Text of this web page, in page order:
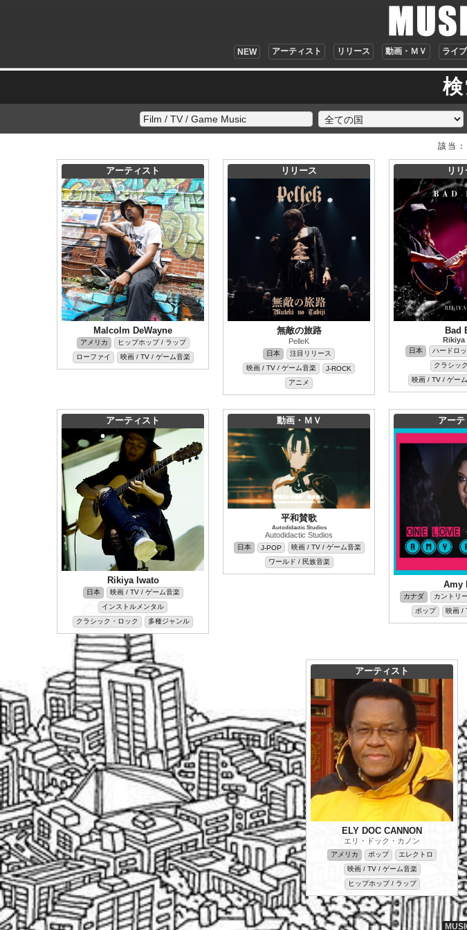
NEW アーティスト リリース 動画・ＭＶ ライブ
該当
アーティスト
Malcolm DeWayne
アメリカ
ヒップホップ / ラップ
ローファイ
映画 / TV / ゲーム音楽
リリース
無敵の旅路
PelleK
日本
注目リリース
映画 / TV / ゲーム音楽
J-ROCK
アニメ
リ
Bad
Rikiya
日本
ハードロ
クラシッ
映画 / TV / ゲー
アーティスト
Rikiya Iwato
日本
映画 / TV / ゲーム音楽
インストルメンタル
クラシック・ロック
多種ジャンル
動画・ＭＶ
平和賛歌
Autodidactic Studios
Autodidactic Studios
日本 J-POP
映画 / TV / ゲーム音楽
ワールド / 民族音楽
アーテ
Amy
カナダ カントリー
ポップ
映画 /
アーティスト
ELY DOC CANNON
エリ・ドック・カノン
アメリカ ポップ
エレクトロ
映画 / TV / ゲーム音楽
ヒップホップ / ラップ